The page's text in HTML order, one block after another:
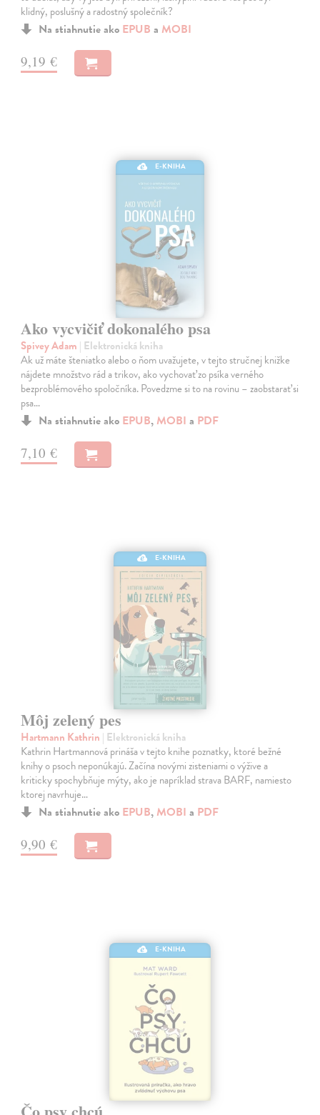
klidný, poslušný a radostný společník?
Na stiahnutie ako EPUB a MOBI
9,19 €
E-KNIHA
Ako vycvičiť dokonalého psa
Spivey Adam | Elektronická kniha
Ak už máte šteniatko alebo o ňom uvažujete, v tejto stručnej knižke
nájdete množstvo rád a trikov, ako vychovať zo psíka verného
bezproblémového spoločníka. Povedzme si to na rovinu – zaobstarať si
psa…
Na stiahnutie ako EPUB, MOBI a PDF
7,10 €
E-KNIHA
Môj zelený pes
Hartmann Kathrin | Elektronická kniha
Kathrin Hartmannová prináša v tejto knihe poznatky, ktoré bežné
knihy o psoch neponúkajú. Začína novými zisteniami o výžive a
kriticky spochybňuje mýty, ako je napríklad strava BARF, namiesto
ktorej navrhuje…
Na stiahnutie ako EPUB, MOBI a PDF
9,90 €
E-KNIHA